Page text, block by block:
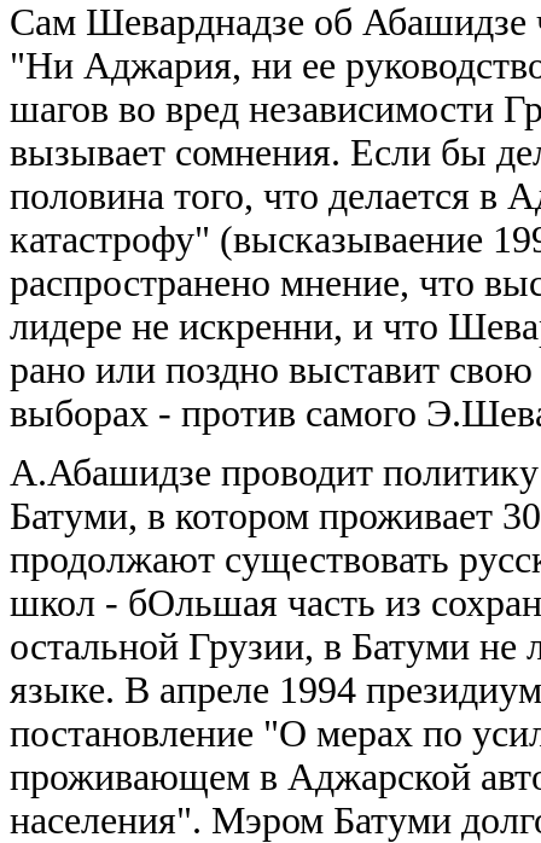
Сам Шеварднадзе об Абашидзе
"Ни Аджария, ни ее
шагов во вред независимости
вызывает сомнения. Если бы
половина того, что делается в
катастрофу" (высказываение
распространено мнение, что
лидере не искренни, и что
рано или поздно выставит
выборах - против самого
А.Абашидзе проводит
Батуми, в котором проживает
продолжают существовать
школ - бОльшая часть из
остальной Грузии, в Батуми
языке. В апреле 1994
постановление "О мерах по
проживающем в Аджарской
населения". Мэром Батуми